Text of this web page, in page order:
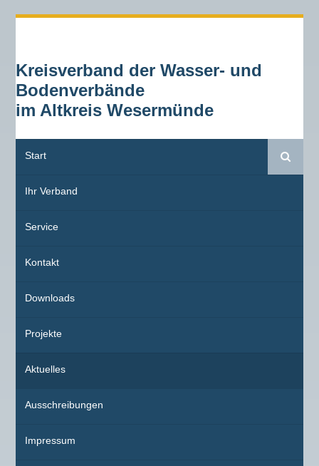
Kreisverband der Wasser- und
Bodenverbände
im Altkreis Wesermünde
Start
Ihr Verband
Service
Kontakt
Downloads
Projekte
Aktuelles
Ausschreibungen
Impressum
Suche